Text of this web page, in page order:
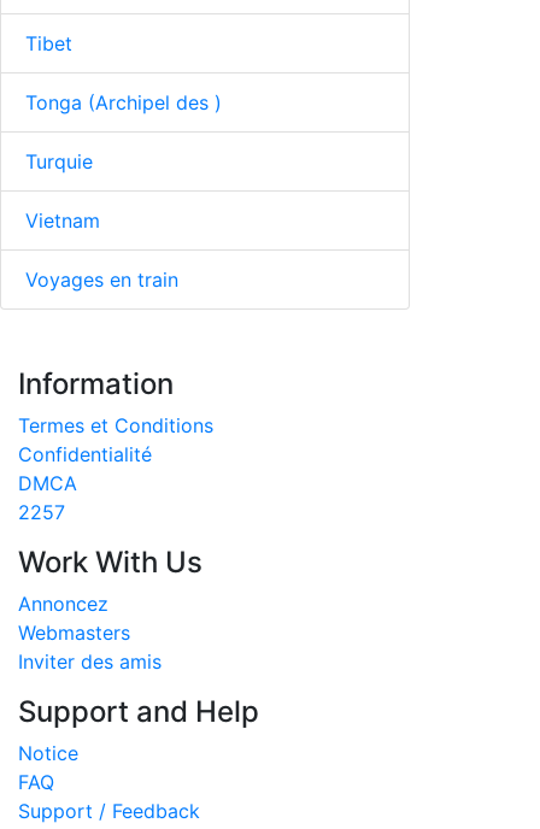
Tibet
Tonga (Archipel des )
Turquie
Vietnam
Voyages en train
Information
Termes et Conditions
Confidentialité
DMCA
2257
Work With Us
Annoncez
Webmasters
Inviter des amis
Support and Help
Notice
FAQ
Support / Feedback